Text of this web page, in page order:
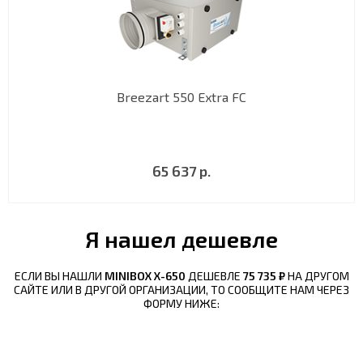
Breezart 550 Extra FC
65 637 р.
Я нашел дешевле
ЕСЛИ ВЫ НАШЛИ MINIBOX X-650 ДЕШЕВЛЕ 75 735 ₽НА ДРУГОМ
САЙТЕ ИЛИ В ДРУГОЙ ОРГАНИЗАЦИИ, ТО СООБЩИТЕ НАМ ЧЕРЕЗ
ФОРМУ НИЖЕ: